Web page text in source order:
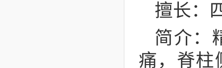
擅长：
简介：
痛，脊柱